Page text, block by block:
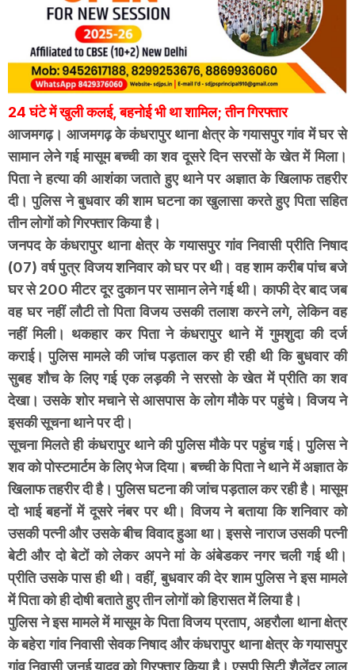
24 घंटे में खुली कलई, बहनोई भी था शामिल; तीन गिरफ्तार
आजमगढ़। आजमगढ़ के कंधरापुर थाना क्षेत्र के गयासपुर गांव में घर से
सामान लेने गई मासूम बच्ची का शव दूसरे दिन सरसों के खेत में मिला।
पिता ने हत्या की आशंका जताते हुए थाने पर अज्ञात के खिलाफ तहरीर
दी। पुलिस ने बुधवार की शाम घटना का खुलासा करते हुए पिता सहित
तीन लोगों को गिरफ्तार किया है।
जनपद के कंधरापुर थाना क्षेत्र के गयासपुर गांव निवासी प्रीति निषाद
(07) वर्ष पुत्र विजय शनिवार को घर पर थी। वह शाम करीब पांच बजे
घर से 200 मीटर दूर दुकान पर सामान लेने गई थी। काफी देर बाद जब
वह घर नहीं लौटी तो पिता विजय उसकी तलाश करने लगे, लेकिन वह
नहीं मिली। थकहार कर पिता ने कंधरापुर थाने में गुमशुदा की दर्ज
कराई। पुलिस मामले की जांच पड़ताल कर ही रही थी कि बुधवार की
सुबह शौच के लिए गई एक लड़की ने सरसो के खेत में प्रीति का शव
देखा। उसके शोर मचाने से आसपास के लोग मौके पर पहुंचे। विजय ने
इसकी सूचना थाने पर दी।
सूचना मिलते ही कंधरापुर थाने की पुलिस मौके पर पहुंच गई। पुलिस ने
शव को पोस्टमार्टम के लिए भेज दिया। बच्ची के पिता ने थाने में अज्ञात के
खिलाफ तहरीर दी है। पुलिस घटना की जांच पड़ताल कर रही है। मासूम
दो भाई बहनों में दूसरे नंबर पर थी। विजय ने बताया कि शनिवार को
उसकी पत्नी और उसके बीच विवाद हुआ था। इससे नाराज उसकी पत्नी
बेटी और दो बेटों को लेकर अपने मां के अंबेडकर नगर चली गई थी।
प्रीति उसके पास ही थी। वहीं, बुधवार की देर शाम पुलिस ने इस मामले
में पिता को ही दोषी बताते हुए तीन लोगों को हिरासत में लिया है।
पुलिस ने इस मामले में मासूम के पिता विजय प्रताप, अहरौला थाना क्षेत्र
के बहेरा गांव निवासी सेवक निषाद और कंधरापुर थाना क्षेत्र के गयासपुर